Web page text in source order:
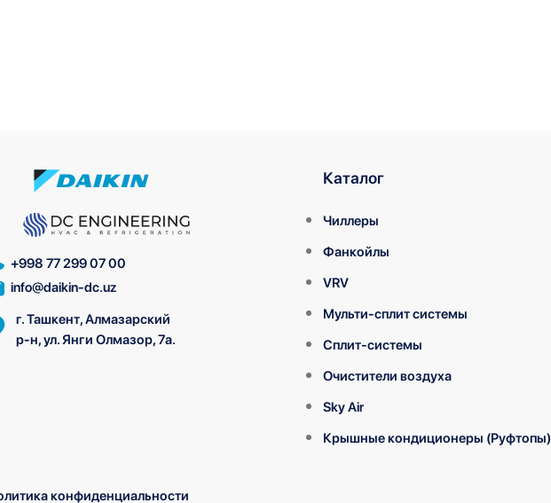
+998 77 299 07 00
info@daikin-dc.uz
г. Ташкент, Алмазарский
р-н, ул. Янги Олмазор, 7а.
Каталог
Чиллеры
Фанкойлы
VRV
Мульти-сплит системы
Сплит-системы
Очистители воздуха
Sky Air
Крышные кондиционеры (Руфтопы)
конфиденциальности